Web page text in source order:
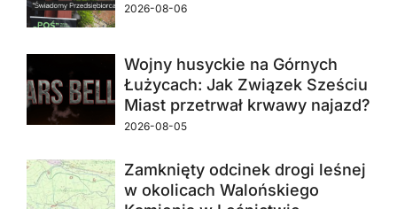
2026-08-06
Wojny husyckie na Górnych
Łużycach: Jak Związek Sześciu
Miast przetrwał krwawy najazd?
2026-08-05
Zamknięty odcinek drogi leśnej
w okolicach Walońskiego